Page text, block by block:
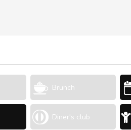
Brunch
Diner's club